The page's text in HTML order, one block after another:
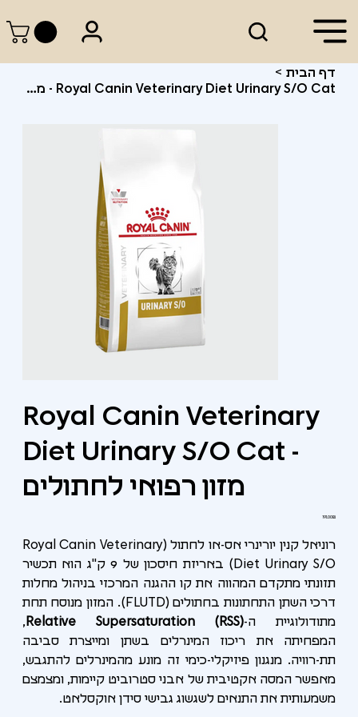
דף הבית >
Royal Canin Veterinary Diet Urinary S/O Cat - מזון רפואי לחתולים
Royal Canin Veterinary
Diet Urinary S/O Cat -
מזון רפואי לחתולים
מחיר‏191.00 ‏₪
רוניאל קנין יורינרי אס-או לחתול (Royal Canin Veterinary
Diet Urinary S/O) באריזת חיסכון של 9 ק"ג הוא תכשיר
תזונתי מתקדם המהווה את קו ההגנה המרכזי בניהול מחלות
דרכי השתן התחתונות בחתולים (FLUTD). המזון מנוסח תחת
מתודולוגיית ה-Relative Supersaturation (RSS)
,
המפחיתה את ריכוז המינרלים בשתן ומייצרת סביבה
תת-רוויה. מנגנון פיזיקלי-כימי זה מונע מהמינרלים להתגבש,
מאפשר המסה אקטיבית של אבני סטרוביט קיימות, ומצמצם
משמעותית את התנאים לשגשוג גבישי סידן אוקסלאט.